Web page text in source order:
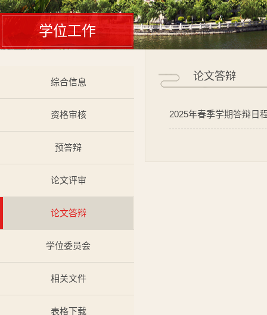
学位工作
综合信息
资格审核
预答辩
论文评审
论文答辩
学位委员会
相关文件
表格下载
论文答辩
2025年春季学期答辩日